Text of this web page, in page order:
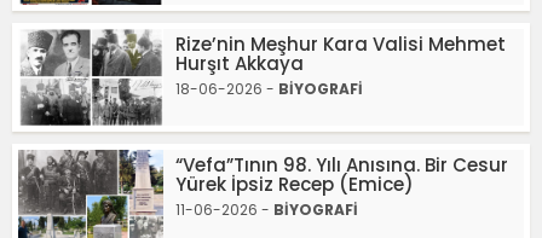
Rize’nin Meşhur Kara Valisi Mehmet
Hurşıt Akkaya
18-06-2026 - BİYOGRAFİ
“Vefa”Tının 98. Yılı Anısına. Bir Cesur
Yürek İpsiz Recep (Emice)
11-06-2026 - BİYOGRAFİ